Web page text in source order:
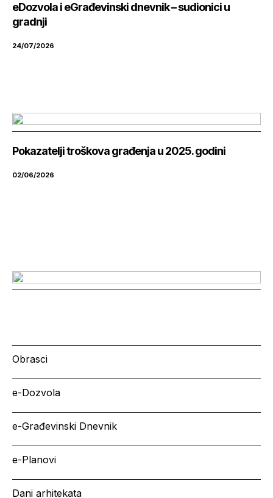
eDozvola i eGrađevinski dnevnik – sudionici u
gradnji
24/07/2026
Pokazatelji troškova građenja u 2025. godini
02/06/2026
Obrasci
e-Dozvola
e-Građevinski Dnevnik
e-Planovi
Dani arhitekata